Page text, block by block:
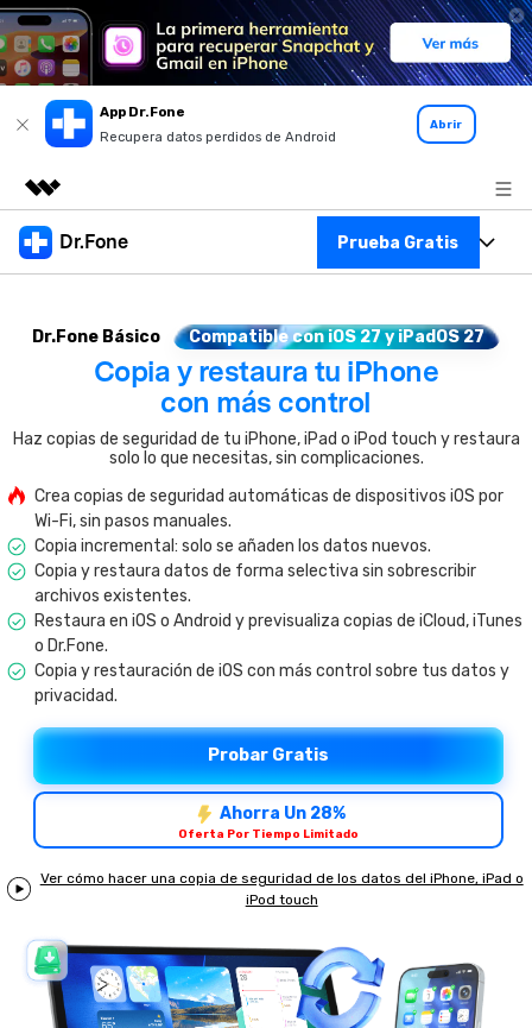
App Dr.Fone
Recupera datos perdidos de Android
Abrir
Productos destacados
Resumen
Soluciones
Quiénes somos
Dr.Fone Prueba Gratis
Productos
Para Celular
Herramientas Online
Más
Recursos
Descubre lo mejor de Dr.Fone
Guías
Soporte
Blog
Transferencia de Datos
Gestor de Datos
Reparación de Móviles
Encuentra Más Soluciones
Desbloqueo FRP en Android 16
Iniciar sesión
Dr.Fone Básico Compatible con iOS 27 y iPadOS 27
Copia y restaura tu iPhone
con más control
Haz copias de seguridad de tu iPhone, iPad o iPod touch y restaura
solo lo que necesitas, sin complicaciones.
Crea copias de seguridad automáticas de dispositivos iOS por
Wi-Fi, sin pasos manuales.
Copia incremental: solo se añaden los datos nuevos.
Copia y restaura datos de forma selectiva sin sobrescribir
archivos existentes.
Restaura en iOS o Android y previsualiza copias de iCloud, iTunes
o Dr.Fone.
Copia y restauración de iOS con más control sobre tus datos y
privacidad.
Probar Gratis
Ahorra Un 28%
Oferta Por Tiempo Limitado
Ver cómo hacer una copia de seguridad de los datos del iPhone, iPad o
iPod touch